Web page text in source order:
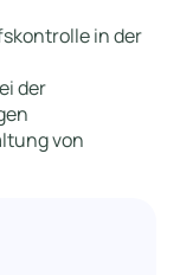
in der
der
von